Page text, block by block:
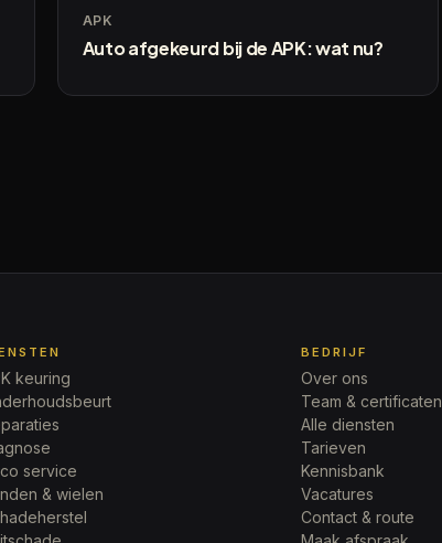
APK
Auto afgekeurd bij de APK: wat nu?
keuring
service
& wielen
BEDRIJF
Over ons
Team & certificaten
Alle diensten
Tarieven
Kennisbank
Vacatures
Contact & route